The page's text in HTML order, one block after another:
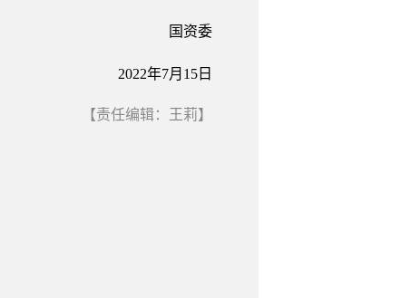
委
2022年7月15日
【责任编辑：王莉】